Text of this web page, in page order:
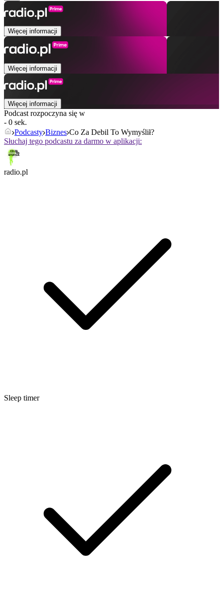
Więcej informacji
Więcej informacji
Więcej informacji
Podcast rozpoczyna się w
- 0 sek.
Podcasty Biznes Co Za Debil To Wymyślił?
Słuchaj tego podcastu za darmo w aplikacji:
radio.pl
Sleep timer